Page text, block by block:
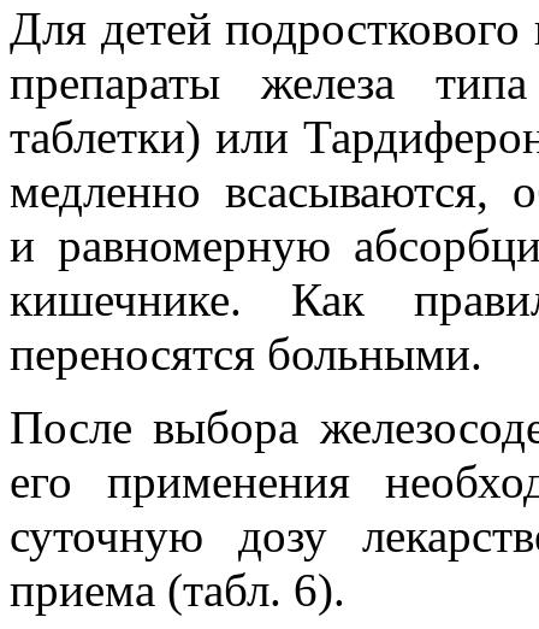
Для детей подросткового
препараты железа
таблетки) или
медленно всасываются,
и равномерную
кишечнике. Как
переносятся больными.
После выбора
его применения
суточную дозу
приема (табл. 6).